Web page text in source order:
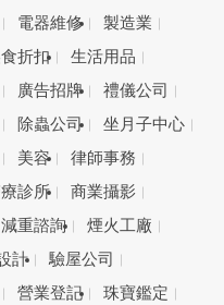
電器維修
製造業
折扣
生活用品
廣告招牌
禮儀公司
除蟲公司
坐月子中心
美容
律師事務
診所
商業攝影
減重諮詢
煙火工廠
計
驗屋公司
營業登記
珠寶鑑定